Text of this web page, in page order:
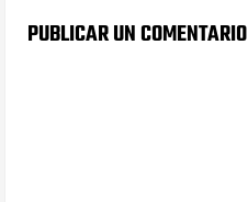
PUBLICAR UN COMENTARIO